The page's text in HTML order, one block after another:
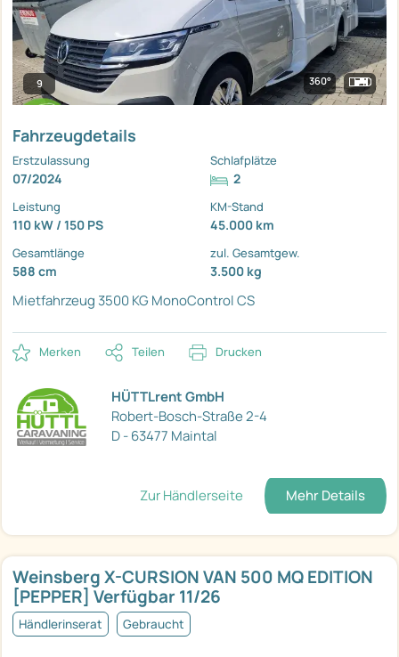
9 360°
Fahrzeugdetails
Erstzulassung
07/2024
Schlafplätze
2
Leistung
110 kW / 150 PS
KM-Stand
45.000 km
Gesamtlänge
588 cm
zul. Gesamtgew.
3.500 kg
Mietfahrzeug 3500 KG MonoControl CS
Merken Teilen Drucken
HÜTTLrent GmbH
Robert-Bosch-Straße 2-4
D - 63477 Maintal
Zur Händlerseite Mehr Details
Weinsberg X-CURSION VAN 500 MQ EDITION
[PEPPER] Verfügbar 11/26
Händlerinserat Gebraucht